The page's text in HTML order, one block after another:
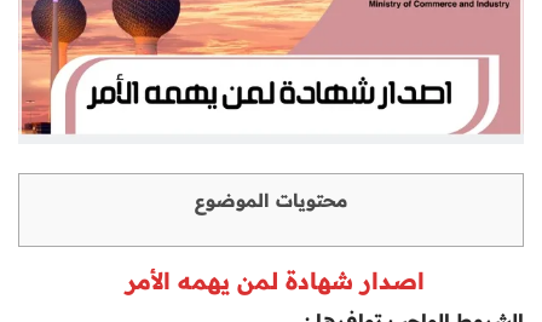
محتويات الموضوع
اصدار شهادة لمن يهمه الأمر